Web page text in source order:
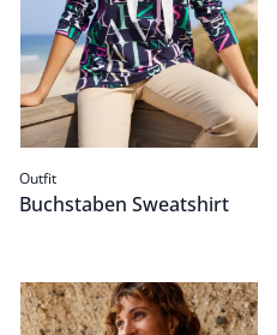
Outfit
Buchstaben Sweatshirt
Ottoman Polo
Passform Outfit.